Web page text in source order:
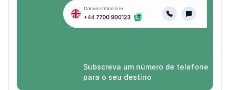
Subscreva um número de telefone
para o seu destino